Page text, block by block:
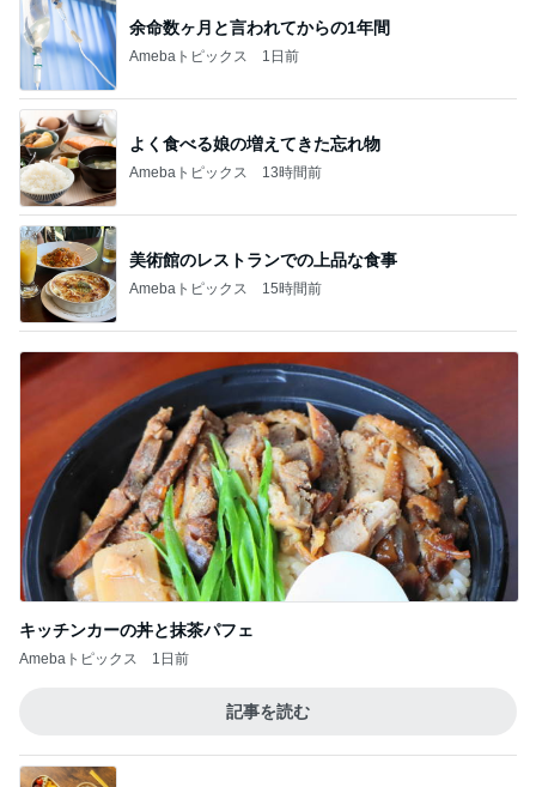
余命数ヶ月と言われてからの1年間
Amebaトピックス 1日前
よく食べる娘の増えてきた忘れ物
Amebaトピックス 13時間前
美術館のレストランでの上品な食事
Amebaトピックス 15時間前
キッチンカーの丼と抹茶パフェ
Amebaトピックス 1日前
記事を読む